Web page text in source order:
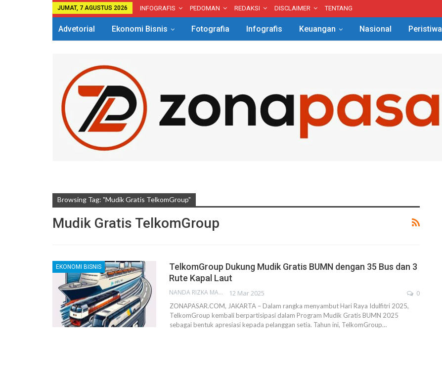
JUMAT, 7 AGUSTUS 2026 INFOGRAFIS PEDOMAN REDAKSI DISCLAIMER TENTANG
Advetorial Ekonomi Bisnis Fotografia Infografis Keuangan Nasional Peristiwa
Browsing Tag: "Mudik Gratis TelkomGroup"
Mudik Gratis TelkomGroup
EKONOMI BISNIS
TelkomGroup Dukung Mudik Gratis BUMN dengan 35 Bus dan 3
Rute Kapal Laut
NANDA RIZKA MAHENDRA 12 Mar 2025 0
ZONAPASAR.COM, JAKARTA – Dalam rangka menyambut Hari Raya Idulfitri 2025,
TelkomGroup kembali berpartisipasi dalam Program Mudik Gratis BUMN 2025
sebagai bentuk apresiasi kepada pelanggan setia. Tahun ini, TelkomGroup…